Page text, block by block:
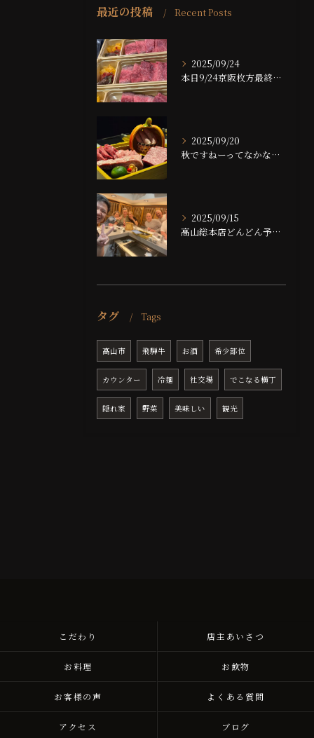
最近の投稿 Recent Posts
2025/09/24
本日9/24京阪枚方最終日です！！
2025/09/20
秋ですねーってなかなかならない大阪ですが、夜は大分涼しくなっ...
2025/09/15
高山総本店どんどん予約埋まっております！！
タグ Tags
高山市 飛騨牛 お酒 希少部位
カウンター 冷麺 社交場 でこなる横丁
隠れ家 野菜 美味しい 観光
こだわり 店主あいさつ
お料理 お飲物
お客様の声 よくある質問
アクセス ブログ